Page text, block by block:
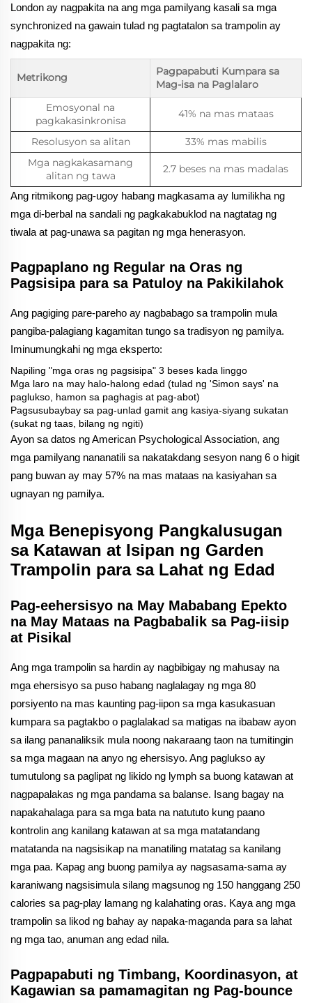
London ay nagpakita na ang mga pamilyang kasali sa mga
synchronized na gawain tulad ng pagtatalon sa trampolin ay
nagpakita ng:
Metrikong
Pagpapabuti Kumpara sa
Mag-isa na Paglalaro
Emosyonal na
pagkakasinkronisa
41% na mas mataas
Resolusyon sa alitan
33% mas mabilis
Mga nagkakasamang
alitan ng tawa
2.7 beses na mas madalas
Ang ritmikong pag-ugoy habang magkasama ay lumilikha ng
mga di-berbal na sandali ng pagkakabuklod na nagtatag ng
tiwala at pag-unawa sa pagitan ng mga henerasyon.
Pagpaplano ng Regular na Oras ng
Pagsisipa para sa Patuloy na Pakikilahok
Ang pagiging pare-pareho ay nagbabago sa trampolin mula
pangiba-palagiang kagamitan tungo sa tradisyon ng pamilya.
Iminumungkahi ng mga eksperto:
Napiling "mga oras ng pagsisipa" 3 beses kada linggo
Mga laro na may halo-halong edad (tulad ng 'Simon says' na
paglukso, hamon sa paghagis at pag-abot)
Pagsusubaybay sa pag-unlad gamit ang kasiya-siyang sukatan
(sukat ng taas, bilang ng ngiti)
Ayon sa datos ng American Psychological Association, ang
mga pamilyang nananatili sa nakatakdang sesyon nang 6 o higit
pang buwan ay may 57% na mas mataas na kasiyahan sa
ugnayan ng pamilya.
Mga Benepisyong Pangkalusugan
sa Katawan at Isipan ng Garden
Trampolin para sa Lahat ng Edad
Pag-eehersisyo na May Mababang Epekto
na May Mataas na Pagbabalik sa Pag-iisip
at Pisikal
Ang mga trampolin sa hardin ay nagbibigay ng mahusay na
mga ehersisyo sa puso habang naglalagay ng mga 80
porsiyento na mas kaunting pag-iipon sa mga kasukasuan
kumpara sa pagtakbo o paglalakad sa matigas na ibabaw ayon
sa ilang pananaliksik mula noong nakaraang taon na tumitingin
sa mga magaan na anyo ng ehersisyo. Ang paglukso ay
tumutulong sa paglipat ng likido ng lymph sa buong katawan at
nagpapalakas ng mga pandama sa balanse. Isang bagay na
napakahalaga para sa mga bata na natututo kung paano
kontrolin ang kanilang katawan at sa mga matatandang
matatanda na nagsisikap na manatiling matatag sa kanilang
mga paa. Kapag ang buong pamilya ay nagsasama-sama ay
karaniwang nagsisimula silang magsunog ng 150 hanggang 250
calories sa pag-play lamang ng kalahating oras. Kaya ang mga
trampolin sa likod ng bahay ay napaka-maganda para sa lahat
ng mga tao, anuman ang edad nila.
Pagpapabuti ng Timbang, Koordinasyon, at
Kagawian sa pamamagitan ng Pag-bounce